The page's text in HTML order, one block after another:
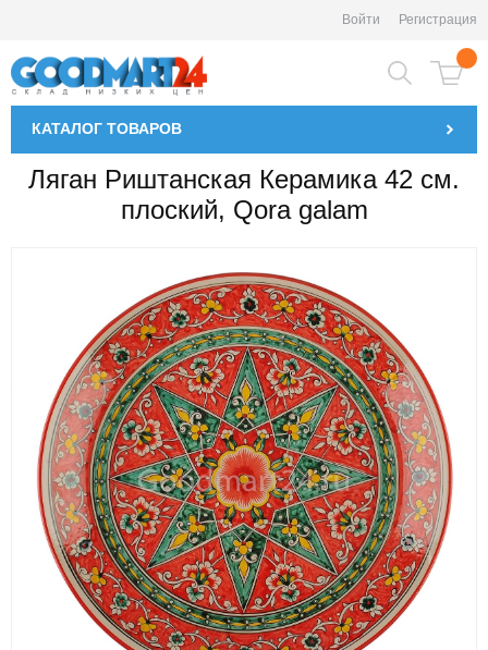
Войти Регистрация
КАТАЛОГ ТОВАРОВ
Ляган Риштанская Керамика 42 см.
плоский, Qora galam